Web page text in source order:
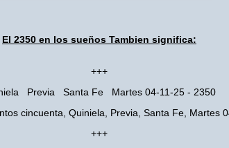
El 2350 en los sueños Tambien significa:
+++
Previa Santa Fe Martes 04-11-25 - 2350
cincuenta, Quiniela, Previa, Santa Fe, Martes
+++